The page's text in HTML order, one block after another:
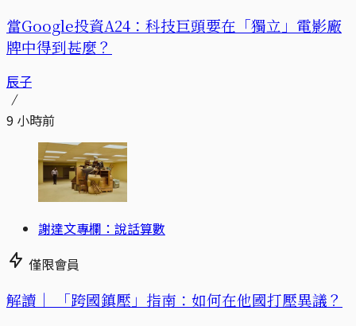
當Google投資A24：科技巨頭要在「獨立」電影廠
牌中得到甚麼？
辰子
9 小時前
謝達文專欄：說話算數
僅限會員
解讀｜ 「跨國鎮壓」指南：如何在他國打壓異議？